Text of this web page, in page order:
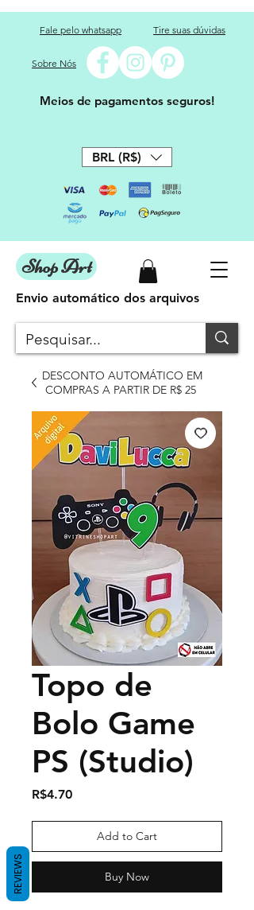
Fale pelo whatsapp Tire suas dúvidas
Sobre Nós
Meios de pagamentos seguros!
BRL (R$)
Shop Art
DESCONTO AUTOMÁTICO EM
COMPRAS A PARTIR DE R$ 25
Envio automático dos arquivos
Topo de
Bolo Game
PS (Studio)
R$4.70Price
Add to Cart
Buy Now
REVIEWS